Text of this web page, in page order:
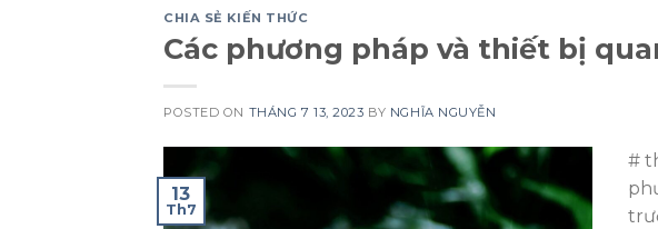
CHIA SẺ KIẾN THỨC
Các phương pháp và thiết bị
POSTED ON THÁNG 7 13, 2023 BY NGHĨA NGUYỄN
13
Th7
#